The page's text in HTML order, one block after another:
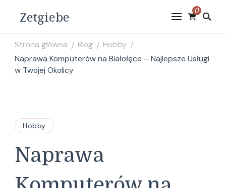
Zetgiebe 0
Strona główna / Blog / Hobby /
Naprawa Komputerów na Białołęce – Najlepsze Usługi
w Twojej Okolicy
Hobby
Naprawa